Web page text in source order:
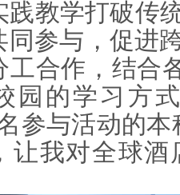
践教学打破传
同参与，促进
工合作，结合
园的学习方
参与活动的
让我对全球